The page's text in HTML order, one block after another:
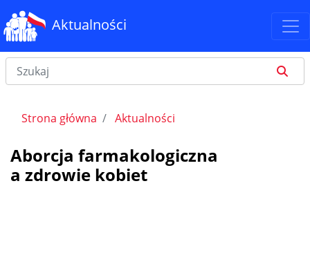
Aktualności
Strona główna Aktualności
Aborcja farmakologiczna
a zdrowie kobiet